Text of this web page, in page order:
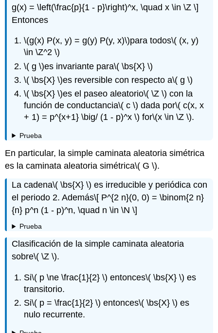
g(x) = \left(\frac{p}{1 - p}\right)^x, \quad x \in \Z \]
Entonces
\(g(x) P(x, y) = g(y) P(y, x)\)para todos\( (x, y)
\in \Z^2 \)
\( g \)es invariante para\( \bs{X} \)
\( \bs{X} \)es reversible con respecto a\( g \)
\( \bs{X} \)es el paseo aleatorio\( \Z \) con la
función de conductancia\( c \) dada por\( c(x, x
+ 1) = p^{x+1} \big/ (1 - p)^x \) for\(x \in \Z \).
Prueba
En particular, la simple caminata aleatoria simétrica
es la caminata aleatoria simétrica\( G \).
La cadena\( \bs{X} \) es irreducible y periódica con
el periodo 2. Además\[ P^{2 n}(0, 0) = \binom{2 n}
{n} p^n (1 - p)^n, \quad n \in \N \]
Prueba
Clasificación de la simple caminata aleatoria
sobre\( \Z \).
Si\( p \ne \frac{1}{2} \) entonces\( \bs{X} \) es
transitorio.
Si\( p = \frac{1}{2} \) entonces\( \bs{X} \) es
nulo recurrente.